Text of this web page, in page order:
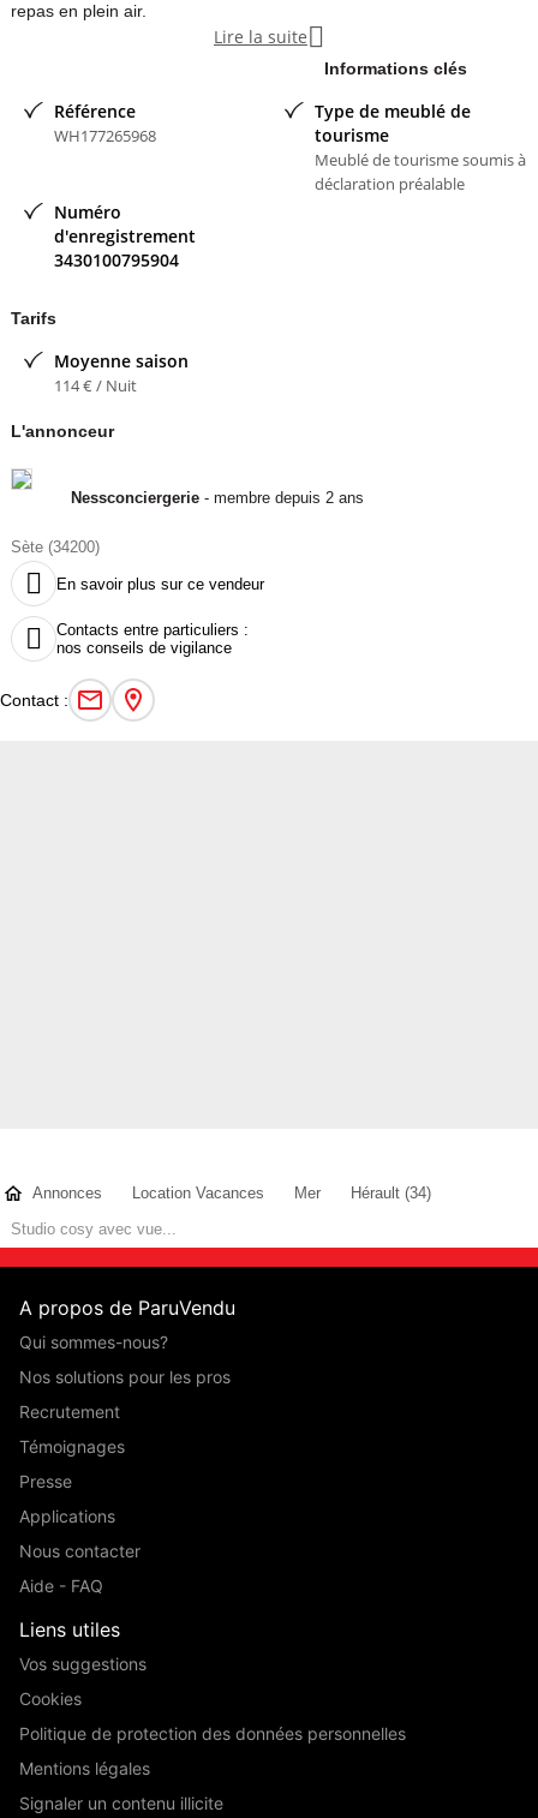
repas en plein air.
A proximité des criques, plage et commerces l'emplacement est
La résidence propose des prestations : piscine, terrain tennis.
parking privé plus de soucis pour trouver une place
Nessconciergerie
Lire la suite 
Informations clés
Référence
WH177265968
Type de meublé de
tourisme
Meublé de tourisme soumis à
déclaration préalable
Numéro
d'enregistrement
3430100795904
Tarifs
Moyenne saison
114 € / Nuit
L'annonceur
Nessconciergerie- membre depuis 2 ans
Sète (34200)
 En savoir plus sur ce vendeur

Contacts entre particuliers :
nos conseils de vigilance
Contact :
Annonces Location Vacances Mer
Hérault (34)
Studio cosy avec vue...
A propos de ParuVendu
Qui sommes-nous?
Nos solutions pour les pros
Recrutement
Témoignages
Presse
Applications
Nous contacter
Aide - FAQ
Liens utiles
Vos suggestions
Cookies
Politique de protection des données personnelles
Mentions légales
Signaler un contenu illicite